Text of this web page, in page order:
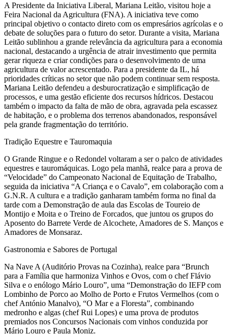
A Presidente da Iniciativa Liberal, Mariana Leitão, visitou hoje a
Feira Nacional da Agricultura (FNA). A iniciativa teve como
principal objetivo o contacto direto com os empresários agrícolas e o
debate de soluções para o futuro do setor. Durante a visita, Mariana
Leitão sublinhou a grande relevância da agricultura para a economia
nacional, destacando a urgência de atrair investimento que permita
gerar riqueza e criar condições para o desenvolvimento de uma
agricultura de valor acrescentado. Para a presidente da IL, há
prioridades críticas no setor que não podem continuar sem resposta.
Mariana Leitão defendeu a desburocratização e simplificação de
processos, e uma gestão eficiente dos recursos hídricos. Destacou
também o impacto da falta de mão de obra, agravada pela escassez
de habitação, e o problema dos terrenos abandonados, responsável
pela grande fragmentação do território.
Tradição Equestre e Tauromaquia
O Grande Ringue e o Redondel voltaram a ser o palco de atividades
equestres e tauromáquicas. Logo pela manhã, realce para a prova de
“Velocidade” do Campeonato Nacional de Equitação de Trabalho,
seguida da iniciativa “A Criança e o Cavalo”, em colaboração com a
G.N.R. A cultura e a tradição ganharam também forma no final da
tarde com a Demonstração de aula das Escolas de Toureio de
Montijo e Moita e o Treino de Forcados, que juntou os grupos do
Aposento do Barrete Verde de Alcochete, Amadores de S. Manços e
Amadores de Monsaraz.
Gastronomia e Sabores de Portugal
Na Nave A (Auditório Provas na Cozinha), realce para “Brunch
para a Família que harmoniza Vinhos e Ovos, com o chef Flávio
Silva e o enólogo Mário Louro”, uma “Demonstração do IEFP com
Lombinho de Porco ao Molho de Porto e Frutos Vermelhos (com o
chef António Manalvo), “O Mar e a Floresta”, combinando
medronho e algas (chef Rui Lopes) e uma prova de produtos
premiados nos Concursos Nacionais com vinhos conduzida por
Mário Louro e Paula Moniz.